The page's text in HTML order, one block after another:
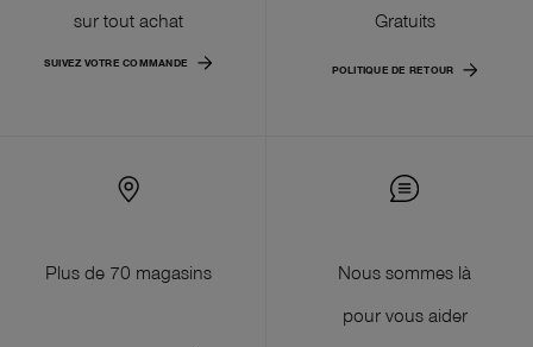
sur tout achat
SUIVEZ VOTRE COMMANDE
Gratuits
POLITIQUE DE RETOUR
Plus de 70 magasins
Nous sommes là
pour vous aider